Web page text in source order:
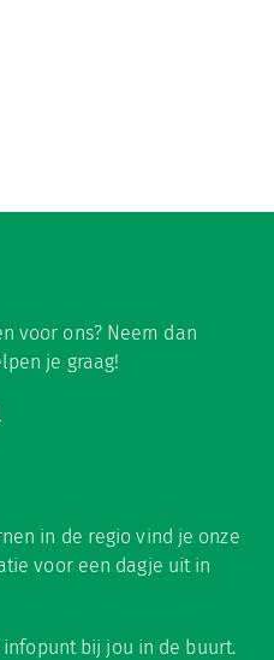
voor ons? Neem dan
je graag!
in de regio vind je onze
voor een dagje uit in
bij jou in de buurt.